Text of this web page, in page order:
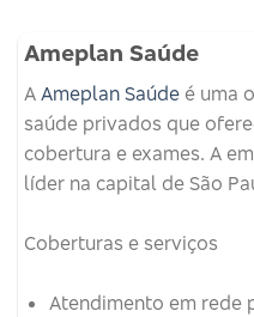
Ameplan Saúde
A Ameplan Saúde é uma
saúde privados que
cobertura e exames. A
líder na capital de São
Coberturas e serviços
Atendimento em rede